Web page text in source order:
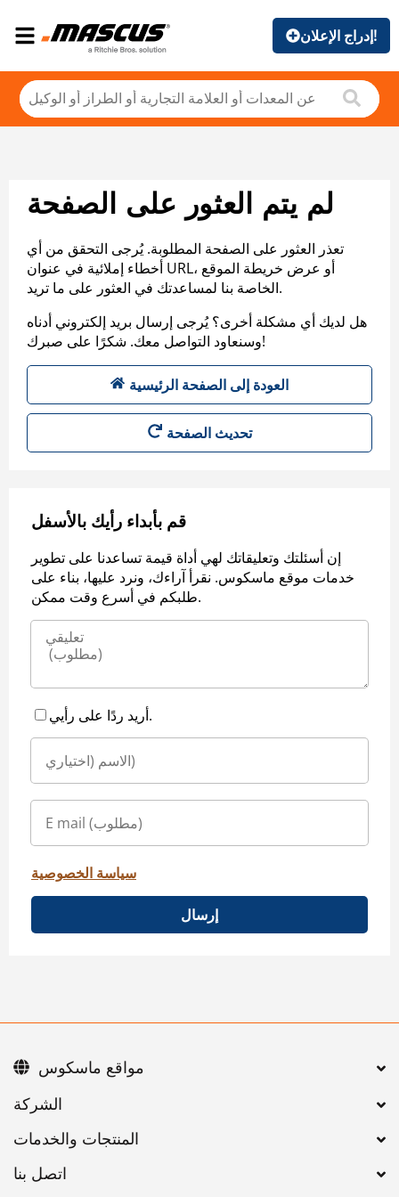
إدراج الإعلان!
لم يتم العثور على الصفحة
تعذر العثور على الصفحة المطلوبة. يُرجى التحقق من أي
أخطاء إملائية في عنوان URL، أو عرض خريطة الموقع
الخاصة بنا لمساعدتك في العثور على ما تريد.
هل لديك أي مشكلة أخرى؟ يُرجى إرسال بريد إلكتروني أدناه
وسنعاود التواصل معك. شكرًا على صبرك!
العودة إلى الصفحة الرئيسية
تحديث الصفحة
قم بأبداء رأيك بالأسفل
إن أسئلتك وتعليقاتك لهي أداة قيمة تساعدنا على تطوير
خدمات موقع ماسكوس. نقرأ آراءك، ونرد عليها، بناء على
طلبكم في أسرع وقت ممكن.
أريد ردًا على رأيي.
سياسة الخصوصية
إرسال
اتصل بنا
مواقع ماسكوس